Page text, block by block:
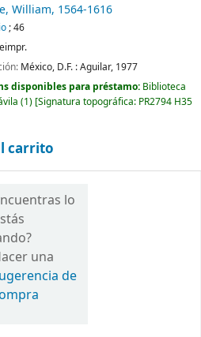
William, 1564-1616
; 46
México, D.F. :Aguilar, 1977
disponibles para préstamo: Biblioteca
(1) Signatura topográfica: PR2794 H35
carrito
lo
una
de